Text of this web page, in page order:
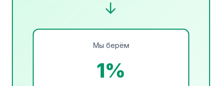
→
Мы берём
1%